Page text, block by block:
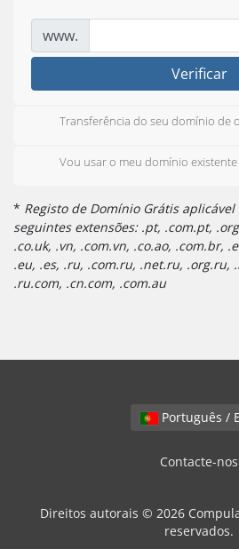
www.
Verificar
Transferência do seu domínio de
Vou usar o meu domínio existente
* Registo de Domínio Grátis
seguintes extensões: .pt, .com.pt,
.co.uk, .vn, .com.vn, .co.ao, .com.br,
.eu, .es, .ru, .com.ru, .net.ru, .org.ru,
.ru.com, .cn.com, .com.au
Contacte-nos
Direitos autorais © 2026
reservados.